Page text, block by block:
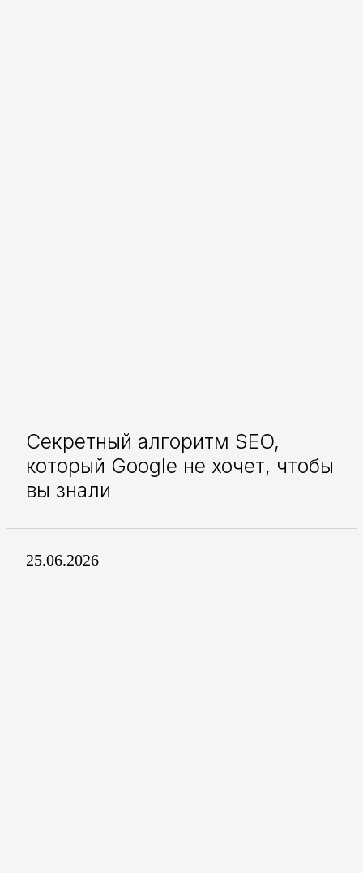
Секретный алгоритм SEO,
который Google не хочет, чтобы
вы знали
25.06.2026